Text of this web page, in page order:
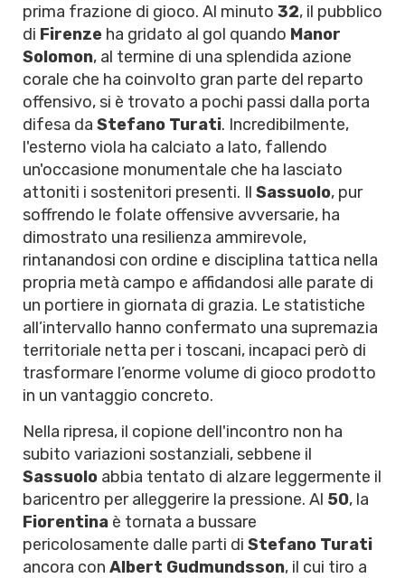
prima frazione di gioco. Al minuto 32, il pubblico
di Firenze ha gridato al gol quando Manor
Solomon, al termine di una splendida azione
corale che ha coinvolto gran parte del reparto
offensivo, si è trovato a pochi passi dalla porta
difesa da Stefano Turati. Incredibilmente,
l'esterno viola ha calciato a lato, fallendo
un'occasione monumentale che ha lasciato
attoniti i sostenitori presenti. Il Sassuolo, pur
soffrendo le folate offensive avversarie, ha
dimostrato una resilienza ammirevole,
rintanandosi con ordine e disciplina tattica nella
propria metà campo e affidandosi alle parate di
un portiere in giornata di grazia. Le statistiche
all’intervallo hanno confermato una supremazia
territoriale netta per i toscani, incapaci però di
trasformare l’enorme volume di gioco prodotto
in un vantaggio concreto.
Nella ripresa, il copione dell'incontro non ha
subito variazioni sostanziali, sebbene il
Sassuolo abbia tentato di alzare leggermente il
baricentro per alleggerire la pressione. Al 50, la
Fiorentina è tornata a bussare
pericolosamente dalle parti di Stefano Turati
ancora con Albert Gudmundsson, il cui tiro a